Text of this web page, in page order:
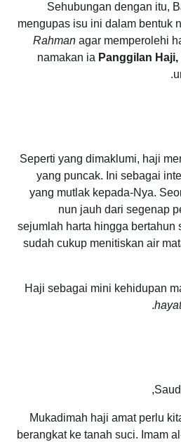
Sehubungan dengan itu,
mengupas isu ini dalam bentuk
Rahman agar memperolehi
namakan ia Panggilan
Seperti yang dimaklumi, haji
yang puncak. Ini sebagai
yang mutlak kepada-Nya.
nun jauh dari segenap
sejumlah harta hingga bertahun
sudah cukup menitiskan air
Haji sebagai mini kehidupan
,
Mukadimah haji amat perlu
berangkat ke tanah suci. Imam